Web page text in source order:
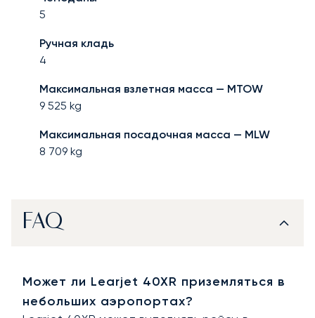
5
Ручная кладь
4
Максимальная взлетная масса — MTOW
9 525 kg
Максимальная посадочная масса — MLW
8 709 kg
FAQ
Может ли Learjet 40XR приземляться в
небольших аэропортах?